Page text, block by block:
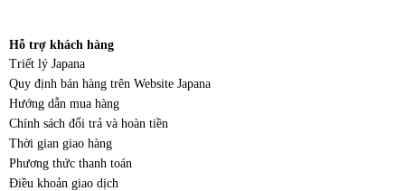
Hỗ trợ khách hàng
Triết lý Japana
Quy định bán hàng trên Website Japana
Hướng dẫn mua hàng
Chính sách đổi trả và hoàn tiền
Thời gian giao hàng
Phương thức thanh toán
Điều khoản giao dịch